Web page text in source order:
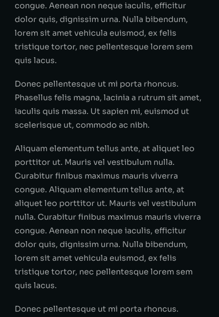
congue. Aenean non neque iaculis, efficitur
dolor quis, dignissim urna. Nulla bibendum,
lorem sit amet vehicula euismod, ex felis
tristique tortor, nec pellentesque lorem sem
quis lacus.
Donec pellentesque ut mi porta rhoncus.
Phasellus felis magna, lacinia a rutrum sit amet,
iaculis quis massa. Ut sapien mi, euismod ut
scelerisque ut, commodo ac nibh.
Aliquam elementum tellus ante, at aliquet leo
porttitor ut. Mauris vel vestibulum nulla.
Curabitur finibus maximus mauris viverra
congue. Aliquam elementum tellus ante, at
aliquet leo porttitor ut. Mauris vel vestibulum
nulla. Curabitur finibus maximus mauris viverra
congue. Aenean non neque iaculis, efficitur
dolor quis, dignissim urna. Nulla bibendum,
lorem sit amet vehicula euismod, ex felis
tristique tortor, nec pellentesque lorem sem
quis lacus.
Donec pellentesque ut mi porta rhoncus.